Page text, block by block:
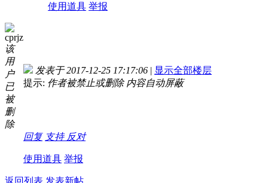
使用道具 举报
cprjz
该
用
户
已
被
删
除
发表于 2017-12-25 17:17:06 | 显示全部楼层
提示: 作者被禁止或删除 内容自动屏蔽
回复 支持 反对
使用道具 举报
返回列表 发表新帖